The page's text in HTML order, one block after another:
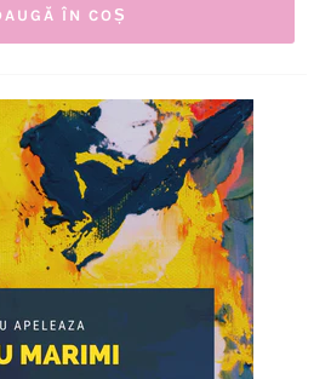
ÎN COȘ